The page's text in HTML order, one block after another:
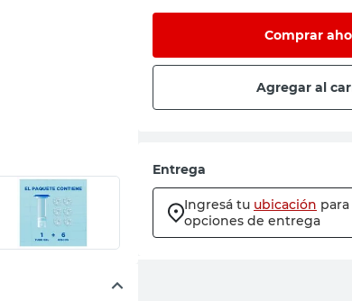
Comprar
Agregar al
Entrega
Ingresá tu ubicación
opciones de entrega